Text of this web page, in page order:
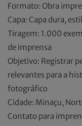
Formato: Obra
Capa: Capa dura,
Tiragem: 1.000
de imprensa
Objetivo: Registrar
relevantes para a
fotográfico
Cidade: Minaçu,
Contato para